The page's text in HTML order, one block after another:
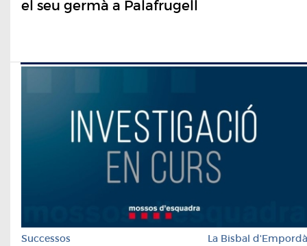
el seu germà a Palafrugell
Successos La Bisbal d'Empordà